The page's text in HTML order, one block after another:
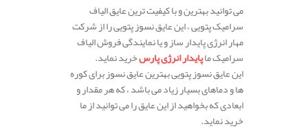
می توانید بهترین و با کیفیت ترین عایق الیاف
سرامیک پتویی ، این عایق نسوز پتویی را از شرکت
مهار انرژی پایدار ساز و یا نمایندگی فروش الیاف
سرامیک ماپایدار انرژی پارسخرید نماید.
این عایق نسوز پتویی بهترین عایق نسوز برای کوره
ها و دماهای بسیار زیاد می باشد ، که هر مقدار و
ابعادی که بخواهید از این عایق را می توانید از ما
خرید نماید.